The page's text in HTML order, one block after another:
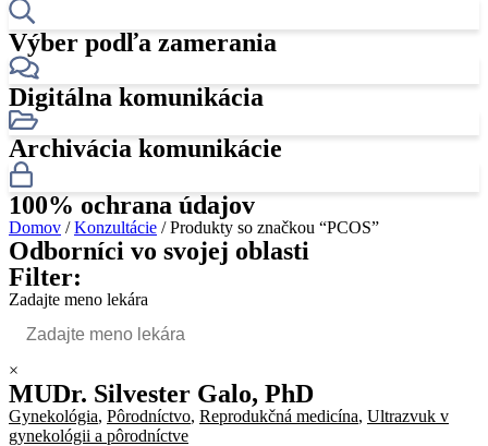
Výber podľa zamerania
Digitálna komunikácia
Archivácia komunikácie
100% ochrana údajov
Domov /Konzultácie / Produkty so značkou “PCOS”
Odborníci vo svojej oblasti
Filter:
Zadajte meno lekára
×
MUDr. Silvester Galo, PhD
Gynekológia, Pôrodníctvo, Reprodukčná medicína, Ultrazvuk v
gynekológii a pôrodníctve